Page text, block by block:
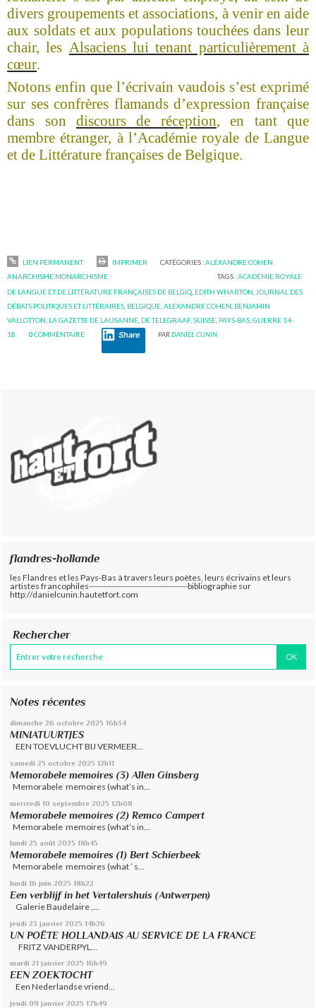
divers groupements et associations, à venir en aide
aux soldats et aux populations touchées dans leur
chair, les Alsaciens lui tenant particulièrement à
cœur.
Notons enfin que l’écrivain vaudois s’est exprimé
sur ses confrères flamands d’expression française
dans son discours de réception, en tant que
membre étranger, à l’Académie royale de Langue
et de Littérature françaises de Belgique.
LIEN PERMANENT IMPRIMER CATÉGORIES :ALEXANDRE COHEN
ANARCHISME MONARCHISME
TAGS :ACADÉMIE ROYALE
DE LANGUE ET DE LITTÉRATURE FRANÇAISES DE BELGIQ EDITH WHARTON JOURNAL DES
DÉBATS POLITIQUES ET LITTÉRAIRES BELGIQUE ,ALEXANDRE COHEN BENJAMIN
VALLOTTON LA GAZETTE DE LAUSANNE DE TELEGRAAF,SUISSE PAYS-BAS ,GUERRE 14-
18
0COMMENTAIRE Share PARDANIEL CUNIN
flandres-hollande
les Flandres et les Pays-Bas à travers leurs poètes, leurs écrivains et leurs
artistes francophiles-----------------------------------bibliographie sur
http://danielcunin.hautetfort.com
Rechercher
Notes récentes
dimanche 26 octobre 2025 16h34
MINIATUURTJES
EEN TOEVLUCHT BIJ VERMEER...
samedi 25 octobre 2025 12h11
Memorabele memoires (3) Allen Ginsberg
Memorabele memoires (what’s in...
mercredi 10 septembre 2025 12h08
Memorabele memoires (2) Remco Campert
Memorabele memoires (what’s in...
lundi 25 août 2025 18h45
Memorabele memoires (1) Bert Schierbeek
Memorabele memoires (what ’ s...
lundi 16 juin 2025 18h22
Een verblijf in het Vertalershuis (Antwerpen)
Galerie Baudelaire ,...
jeudi 23 janvier 2025 14h26
UN POËTE HOLLANDAIS AU SERVICE DE LA FRANCE
FRITZ VANDERPYL...
mardi 21 janvier 2025 16h49
EEN ZOEKTOCHT
Een Nederlandse vriend...
jeudi 09 janvier 2025 17h49